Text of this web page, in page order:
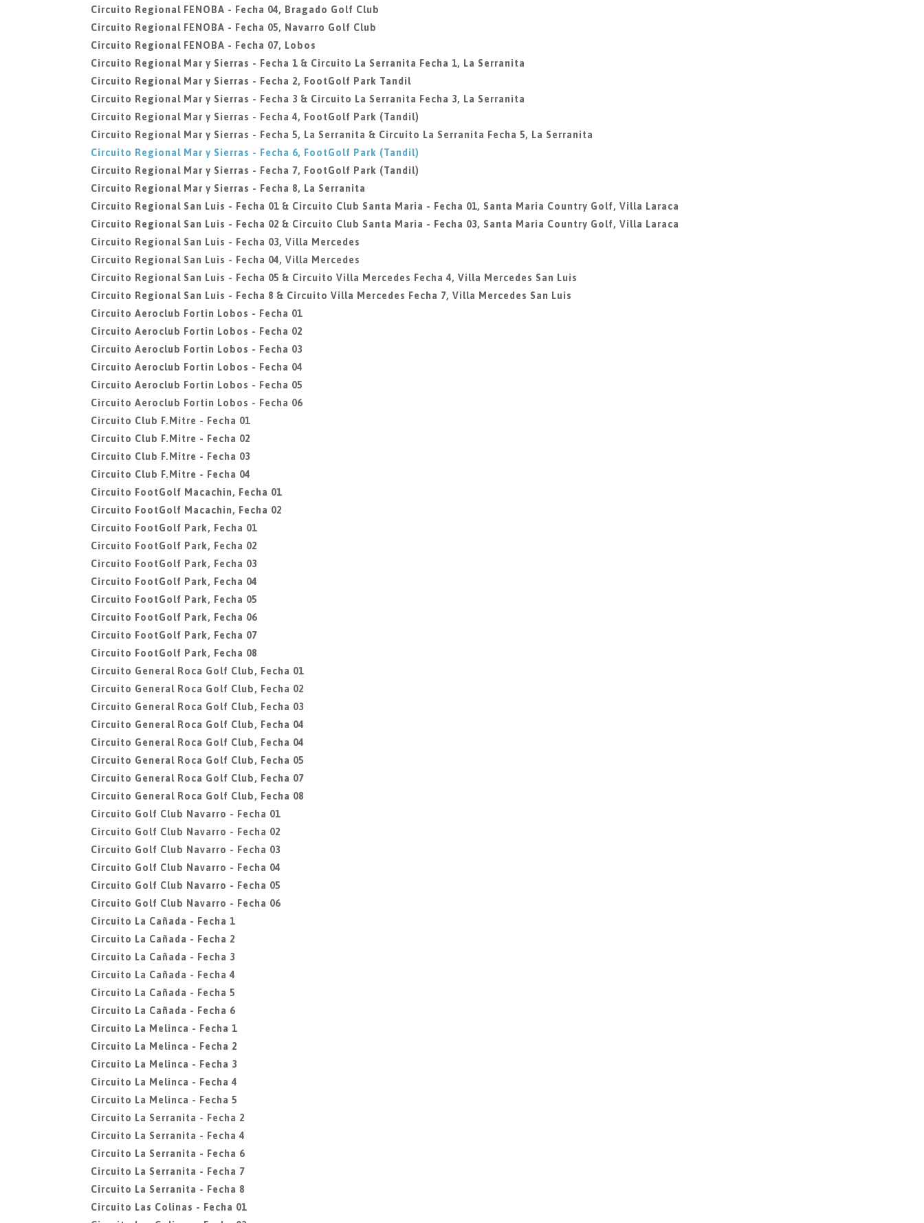
Circuito Regional FENOBA - Fecha 04, Bragado Golf Club
Circuito Regional FENOBA - Fecha 05, Navarro Golf Club
Circuito Regional FENOBA - Fecha 07, Lobos
Circuito Regional Mar y Sierras - Fecha 1 & Circuito La Serranita Fecha 1, La Serranita
Circuito Regional Mar y Sierras - Fecha 2, FootGolf Park Tandil
Circuito Regional Mar y Sierras - Fecha 3 & Circuito La Serranita Fecha 3, La Serranita
Circuito Regional Mar y Sierras - Fecha 4, FootGolf Park (Tandil)
Circuito Regional Mar y Sierras - Fecha 5, La Serranita & Circuito La Serranita Fecha 5, La Serranita
Circuito Regional Mar y Sierras - Fecha 6, FootGolf Park (Tandil)
Circuito Regional Mar y Sierras - Fecha 7, FootGolf Park (Tandil)
Circuito Regional Mar y Sierras - Fecha 8, La Serranita
Circuito Regional San Luis - Fecha 01 & Circuito Club Santa Maria - Fecha 01, Santa Maria Country Golf, Villa Laraca
Circuito Regional San Luis - Fecha 02 & Circuito Club Santa Maria - Fecha 03, Santa Maria Country Golf, Villa Laraca
Circuito Regional San Luis - Fecha 03, Villa Mercedes
Circuito Regional San Luis - Fecha 04, Villa Mercedes
Circuito Regional San Luis - Fecha 05 & Circuito Villa Mercedes Fecha 4, Villa Mercedes San Luis
Circuito Regional San Luis - Fecha 8 & Circuito Villa Mercedes Fecha 7, Villa Mercedes San Luis
Circuito Aeroclub Fortin Lobos - Fecha 01
Circuito Aeroclub Fortin Lobos - Fecha 02
Circuito Aeroclub Fortin Lobos - Fecha 03
Circuito Aeroclub Fortin Lobos - Fecha 04
Circuito Aeroclub Fortin Lobos - Fecha 05
Circuito Aeroclub Fortin Lobos - Fecha 06
Circuito Club F.Mitre - Fecha 01
Circuito Club F.Mitre - Fecha 02
Circuito Club F.Mitre - Fecha 03
Circuito Club F.Mitre - Fecha 04
Circuito FootGolf Macachin, Fecha 01
Circuito FootGolf Macachin, Fecha 02
Circuito FootGolf Park, Fecha 01
Circuito FootGolf Park, Fecha 02
Circuito FootGolf Park, Fecha 03
Circuito FootGolf Park, Fecha 04
Circuito FootGolf Park, Fecha 05
Circuito FootGolf Park, Fecha 06
Circuito FootGolf Park, Fecha 07
Circuito FootGolf Park, Fecha 08
Circuito General Roca Golf Club, Fecha 01
Circuito General Roca Golf Club, Fecha 02
Circuito General Roca Golf Club, Fecha 03
Circuito General Roca Golf Club, Fecha 04
Circuito General Roca Golf Club, Fecha 04
Circuito General Roca Golf Club, Fecha 05
Circuito General Roca Golf Club, Fecha 07
Circuito General Roca Golf Club, Fecha 08
Circuito Golf Club Navarro - Fecha 01
Circuito Golf Club Navarro - Fecha 02
Circuito Golf Club Navarro - Fecha 03
Circuito Golf Club Navarro - Fecha 04
Circuito Golf Club Navarro - Fecha 05
Circuito Golf Club Navarro - Fecha 06
Circuito La Cañada - Fecha 1
Circuito La Cañada - Fecha 2
Circuito La Cañada - Fecha 3
Circuito La Cañada - Fecha 4
Circuito La Cañada - Fecha 5
Circuito La Cañada - Fecha 6
Circuito La Melinca - Fecha 1
Circuito La Melinca - Fecha 2
Circuito La Melinca - Fecha 3
Circuito La Melinca - Fecha 4
Circuito La Melinca - Fecha 5
Circuito La Serranita - Fecha 2
Circuito La Serranita - Fecha 4
Circuito La Serranita - Fecha 6
Circuito La Serranita - Fecha 7
Circuito La Serranita - Fecha 8
Circuito Las Colinas - Fecha 01